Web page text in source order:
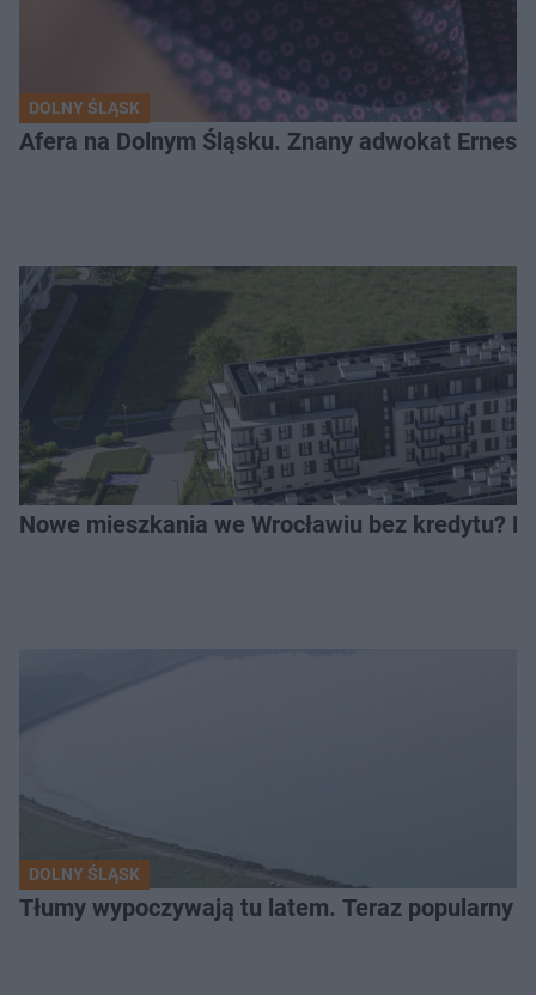
DOLNY ŚLĄSK
Afera na Dolnym Śląsku. Znany adwokat Ernest
Nowe mieszkania we Wrocławiu bez kredytu?
DOLNY ŚLĄSK
Tłumy wypoczywają tu latem. Teraz popularny